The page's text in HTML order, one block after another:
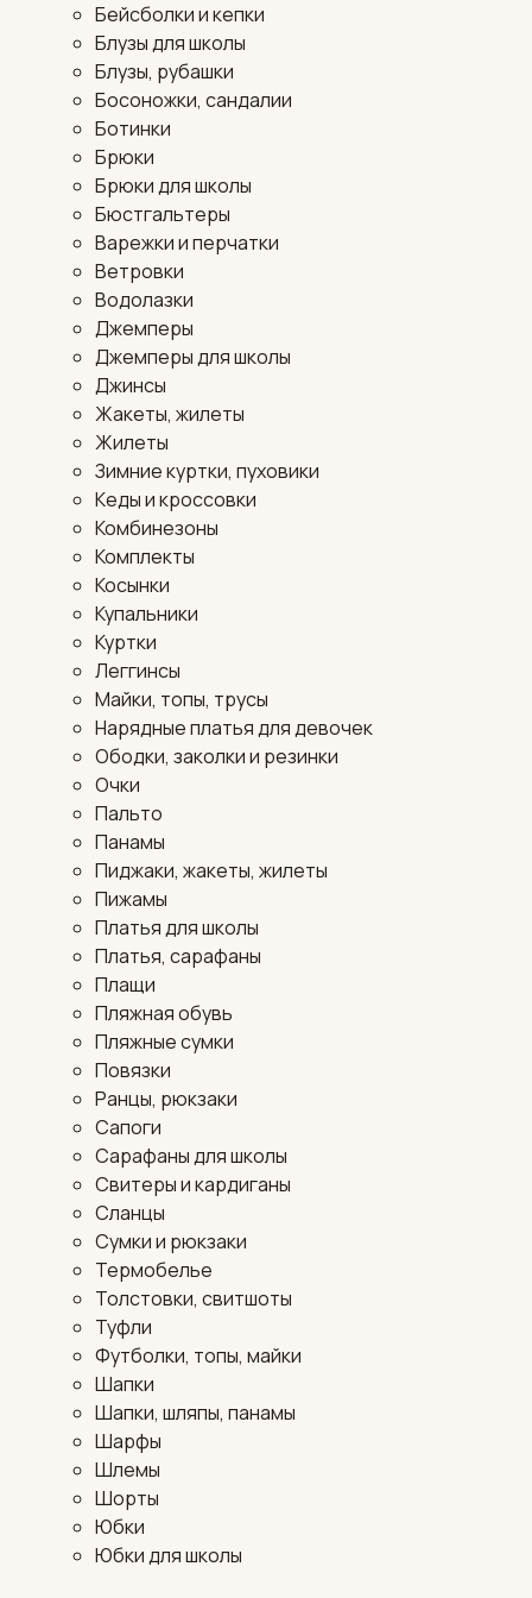
Бейсболки и кепки
Блузы для школы
Блузы, рубашки
Босоножки, сандалии
Ботинки
Брюки
Брюки для школы
Бюстгальтеры
Варежки и перчатки
Ветровки
Водолазки
Джемперы
Джемперы для школы
Джинсы
Жакеты, жилеты
Жилеты
Зимние куртки, пуховики
Кеды и кроссовки
Комбинезоны
Комплекты
Косынки
Купальники
Куртки
Леггинсы
Майки, топы, трусы
Нарядные платья для девочек
Ободки, заколки и резинки
Очки
Пальто
Панамы
Пиджаки, жакеты, жилеты
Пижамы
Платья для школы
Платья, сарафаны
Плащи
Пляжная обувь
Пляжные сумки
Повязки
Ранцы, рюкзаки
Сапоги
Сарафаны для школы
Свитеры и кардиганы
Сланцы
Сумки и рюкзаки
Термобелье
Толстовки, свитшоты
Туфли
Футболки, топы, майки
Шапки
Шапки, шляпы, панамы
Шарфы
Шлемы
Шорты
Юбки
Юбки для школы